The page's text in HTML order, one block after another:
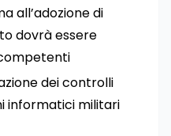
all’adozione di
dovrà essere
dei controlli
informatici militari